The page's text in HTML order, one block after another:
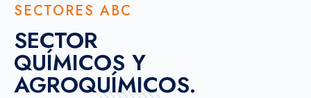
SECTORES ABC
SECTOR
QUÍMICOS Y
AGROQUÍMICOS.